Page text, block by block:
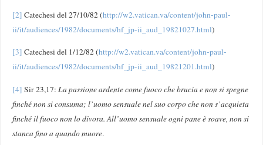
[2] Catechesi del 27/10/82 (http://w2.vatican.va/content/john-paul-
ii/it/audiences/1982/documents/hf_jp-ii_aud_19821027.html)
[3] Catechesi del 1/12/82 (http://w2.vatican.va/content/john-paul-
ii/it/audiences/1982/documents/hf_jp-ii_aud_19821201.html)
[4] Sir 23,17: La passione ardente come fuoco che brucia e non si spegne
finché non si consuma; l’uomo sensuale nel suo corpo che non s’acquieta
finché il fuoco non lo divora. All’uomo sensuale ogni pane è soave, non si
stanca fino a quando muore.